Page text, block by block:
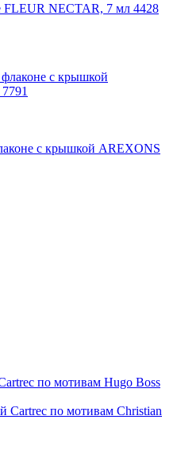
FLEUR NECTAR, 7 мл 4428
с крышкой AREXONS
по мотивам Hugo Boss